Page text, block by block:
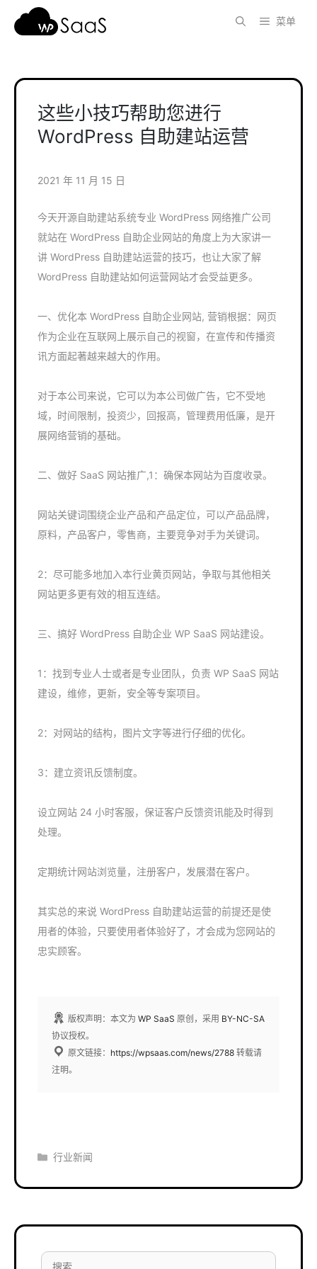
菜单
这些小技巧帮助您进行
WordPress 自助建站运营
2021 年 11 月 15 日
今天开源自助建站系统专业 WordPress 网络推广公司
就站在 WordPress 自助企业网站的角度上为大家讲一
讲 WordPress 自助建站运营的技巧，也让大家了解
WordPress 自助建站如何运营网站才会受益更多。
一、优化本 WordPress 自助企业网站, 营销根据：网页
作为企业在互联网上展示自己的视窗，在宣传和传播资
讯方面起著越来越大的作用。
对于本公司来说，它可以为本公司做广告，它不受地
域，时间限制，投资少，回报高，管理费用低廉，是开
展网络营销的基础。
二、做好 SaaS 网站推广,1：确保本网站为百度收录。
网站关键词围绕企业产品和产品定位，可以产品品牌，
原料，产品客户，零售商，主要竞争对手为关键词。
2：尽可能多地加入本行业黄页网站，争取与其他相关
网站更多更有效的相互连结。
三、搞好 WordPress 自助企业 WP SaaS 网站建设。
1：找到专业人士或者是专业团队，负责 WP SaaS 网站
建设，维修，更新，安全等专案项目。
2：对网站的结构，图片文字等进行仔细的优化。
3：建立资讯反馈制度。
设立网站 24 小时客服，保证客户反馈资讯能及时得到
处理。
定期统计网站浏览量，注册客户，发展潜在客户。
其实总的来说 WordPress 自助建站运营的前提还是使
用者的体验，只要使用者体验好了，才会成为您网站的
忠实顾客。
版权声明：本文为 WP SaaS 原创，采用 BY-NC-SA
协议授权。
原文链接： https://wpsaas.com/news/2788 转载请
注明。
分
行业新闻
搜